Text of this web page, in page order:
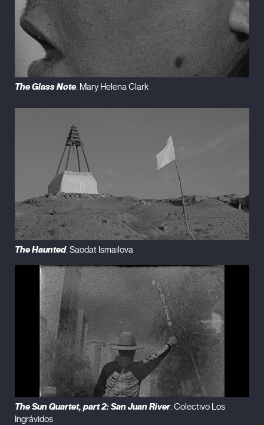
The Glass Note. Mary Helena Clark
The Haunted. Saodat Ismailova
The Sun Quartet, part 2: San Juan River. Colectivo Los
Ingrávidos